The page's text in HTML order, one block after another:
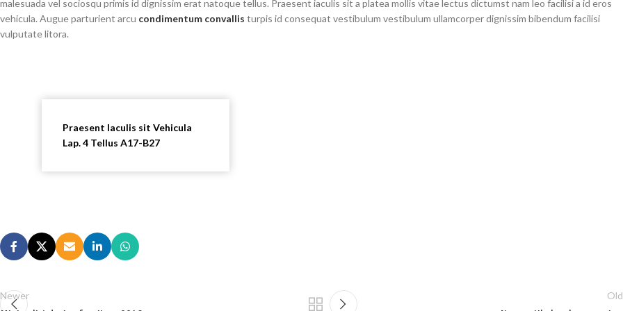
malesuada vel sociosqu primis id dignissim erat natoque tellus. Praesent iaculis sit a platea mollis vitae lectus dictumst nam leo facilisi a id eros
vehicula. Augue parturient arcu condimentum convallis turpis id consequat vestibulum vestibulum ullamcorper dignissim bibendum facilisi
vulputate litora.
Praesent Iaculis sit Vehicula
Lap. 4 Tellus A17-B27
Newer